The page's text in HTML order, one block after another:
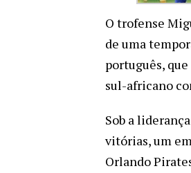
O trofense
de uma
português,
sul-africano
Sob a
vitórias, um
Orlando